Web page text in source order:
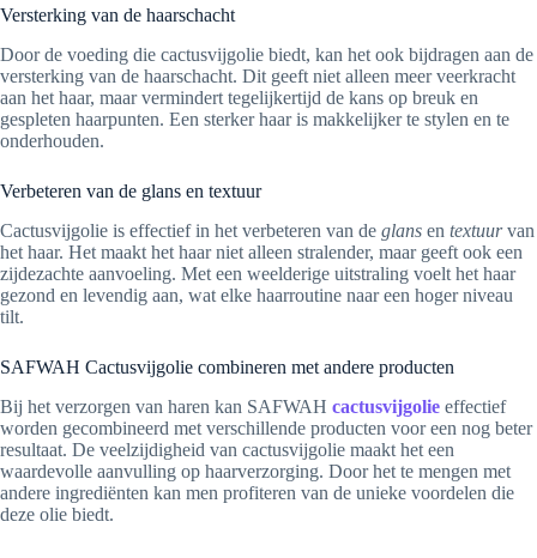
Versterking van de haarschacht
Door de voeding die cactusvijgolie biedt, kan het ook bijdragen aan de
versterking van de haarschacht. Dit geeft niet alleen meer veerkracht
aan het haar, maar vermindert tegelijkertijd de kans op breuk en
gespleten haarpunten. Een sterker haar is makkelijker te stylen en te
onderhouden.
Verbeteren van de glans en textuur
Cactusvijgolie is effectief in het verbeteren van de glans en textuurvan
het haar. Het maakt het haar niet alleen stralender, maar geeft ook een
zijdezachte aanvoeling. Met een weelderige uitstraling voelt het haar
gezond en levendig aan, wat elke haarroutine naar een hoger niveau
tilt.
SAFWAH Cactusvijgolie combineren met andere producten
Bij het verzorgen van haren kan SAFWAH cactusvijgolie effectief
worden gecombineerd met verschillende producten voor een nog beter
resultaat. De veelzijdigheid van cactusvijgolie maakt het een
waardevolle aanvulling op haarverzorging. Door het te mengen met
andere ingrediënten kan men profiteren van de unieke voordelen die
deze olie biedt.